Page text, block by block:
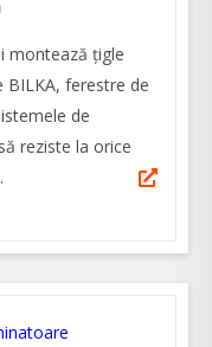
montează țigle
BILKA, ferestre de
de
reziste la orice